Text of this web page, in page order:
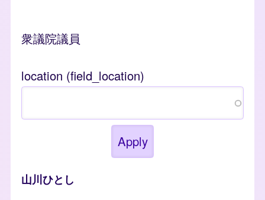
衆議院議員
location (field_location)
山川ひとし